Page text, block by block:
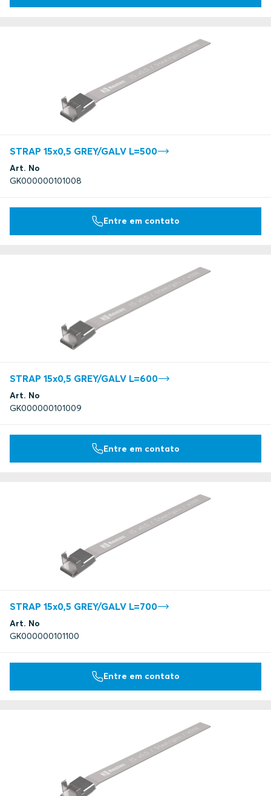
STRAP 15x0,5 GREY/GALV L=500
Art. No
GK000000101008
Entre em contato
STRAP 15x0,5 GREY/GALV L=600
Art. No
GK000000101009
Entre em contato
STRAP 15x0,5 GREY/GALV L=700
Art. No
GK000000101100
Entre em contato